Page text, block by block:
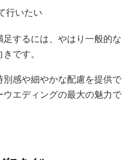
行いたい
足するには、やはり一般的な
です。
感や細やかな配慮を提供で
ウエディングの最大の魅力で